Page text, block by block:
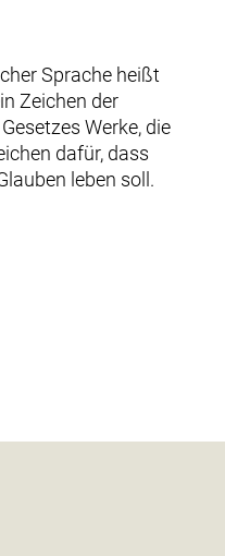
Sprache heißt
Zeichen der
Werke, die
dafür, dass
leben soll.